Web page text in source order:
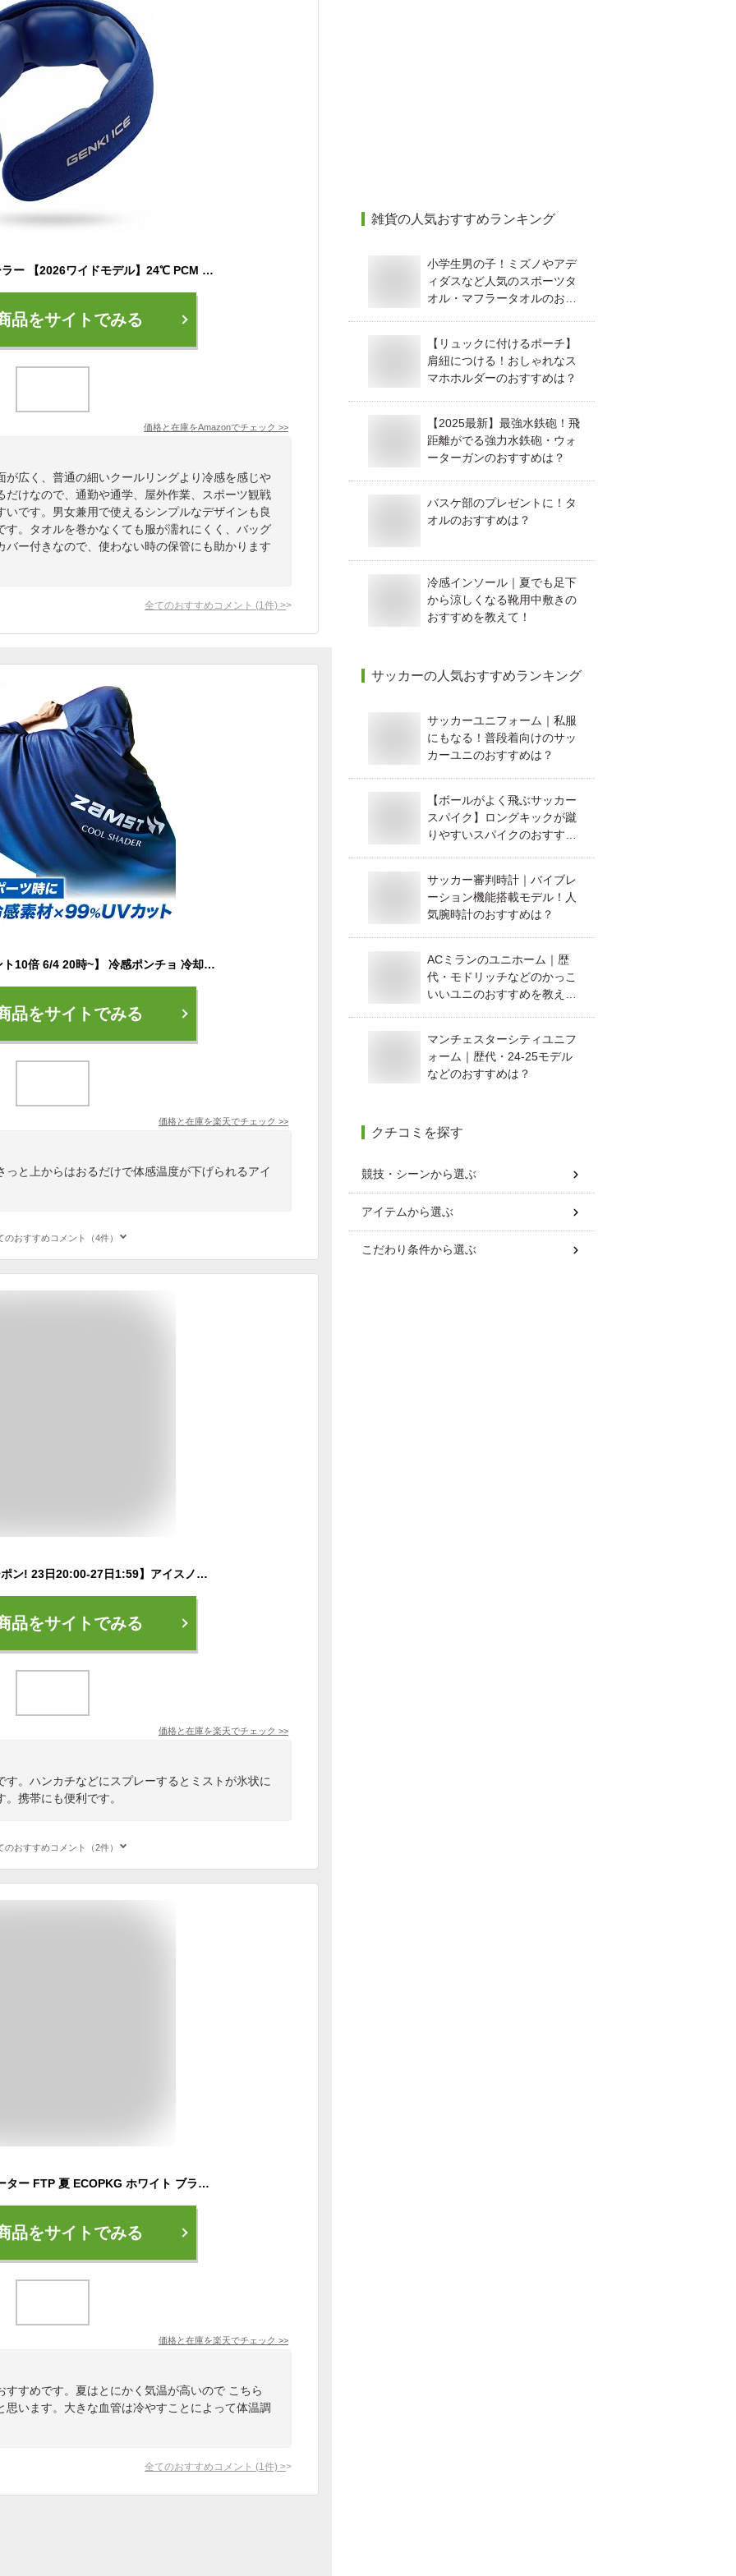
Genki Ice ネッククーラー 【2026ワイドモデル】24℃ PCM 首 冷やす 首用 冷却グッズ クールリング 軽量 結露しにくい カバー付き 通勤 通学 屋外作業 バイク 暑さ対策 熱中症対策 男女兼用 (ブルー)
品をサイトでみる
価格と在庫をAmazonでチェック >>
が広く、普通の細いクールリングより冷感を感じや
だけなので、通勤や通学、屋外作業、スポーツ観戦
です。男女兼用で使えるシンプルなデザインも良
す。タオルを巻かなくても服が濡れにくく、バッグ
バー付きなので、使わない時の保管にも助かります
全てのおすすめコメント (1 件) >
【エントリーでポイント10倍 6/4 20時~】 冷感ポンチョ 冷却ポンチョ スポーツ ザムスト 暑さ対策 暑さ対策グッズ 冷感グッズ アイスポンチョ 冷感 冷却 熱中症対策 冷感アイテム UV クーリング 大人 子ども ひんやりグッズ COOL SHADER クールシェイダー 即効冷感 -15℃
品をサイトでみる
価格と在庫を楽天でチェック >>
と上からはおるだけで体感温度が下げられるアイ
のおすすめコメント（4件）
【P10倍&1000円クーポン! 23日20:00-27日1:59】アイスノン 冷んやり氷スプレー 134mL 白元アース 4902407025210 氷 スプレー 冷却 ハンカチ 熱中症対策 持ち運び レジャー アウトドア 熱中症対策グッズ 長期間 農作業 キッズ スポーツ サッカー 現場 瞬間氷
品をサイトでみる
価格と在庫を楽天でチェック >>
。ハンカチなどにスプレーするとミストが氷状に
携帯にも便利です。
のおすすめコメント（2件）
氷撃 ロングネックゲーター FTP 夏 ECOPKG ホワイト ブラック F FTP-25152413 スポーツ バスケットボール バレーボール 卓球 サッカー テニス 野球 熱中症 対策 熱中症対策 暑さ
品をサイトでみる
価格と在庫を楽天でチェック >>
すめです。夏はとにかく気温が高いので こちら
います。大きな血管は冷やすことによって体温調
全てのおすすめコメント (1 件) >
雑貨の人気おすすめランキング
小学生男の子！ミズノやアデ
ィダスなど人気のスポーツタ
オル・マフラータオルのおす
【リュックに付けるポーチ】
肩紐につける！おしゃれなス
マホホルダーのおすすめは？
【2025最新】最強水鉄砲！飛
距離がでる強力水鉄砲・ウォ
ーターガンのおすすめは？
バスケ部のプレゼントに！タ
オルのおすすめは？
冷感インソール｜夏でも足下
から涼しくなる靴用中敷きの
おすすめを教えて！
サッカーの人気おすすめランキング
サッカーユニフォーム｜私服
にもなる！普段着向けのサッ
カーユニのおすすめは？
【ボールがよく飛ぶサッカー
スパイク】ロングキックが蹴
りやすいスパイクのおすすめ
サッカー審判時計｜バイブレ
ーション機能搭載モデル！人
気腕時計のおすすめは？
ACミランのユニホーム｜歴
代・モドリッチなどのかっこ
いいユニのおすすめを教え
マンチェスターシティユニフ
ォーム｜歴代・24-25モデル
などのおすすめは？
クチコミを探す
競技・シーンから選ぶ
アイテムから選ぶ
こだわり条件から選ぶ